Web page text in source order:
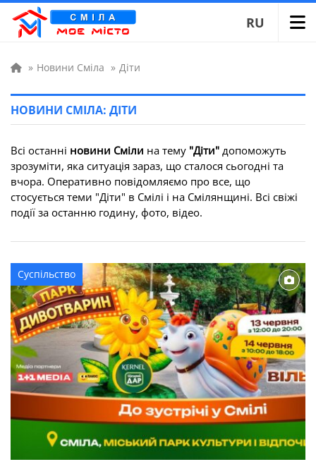
RU
» Новини Сміла » Діти
НОВИНИ СМІЛА: ДІТИ
Всі останні новини Сміли на тему "Діти" допоможуть
зрозуміти, яка ситуація зараз, що сталося сьогодні та
вчора. Оперативно повідомляємо про все, що
стосується теми "Діти" в Смілі і на Смілянщині. Всі свіжі
події за останню годину, фото, відео.
Суспільство